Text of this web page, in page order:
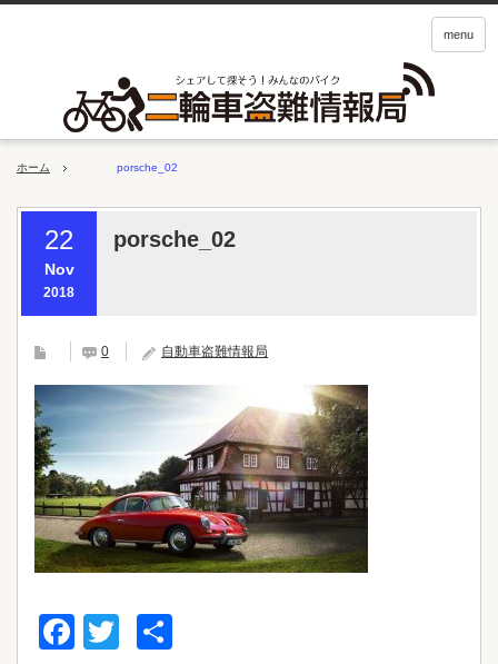
menu
ホーム porsche_02
22
Nov
2018
porsche_02
0 自動車盗難情報局
Facebook
Twitter